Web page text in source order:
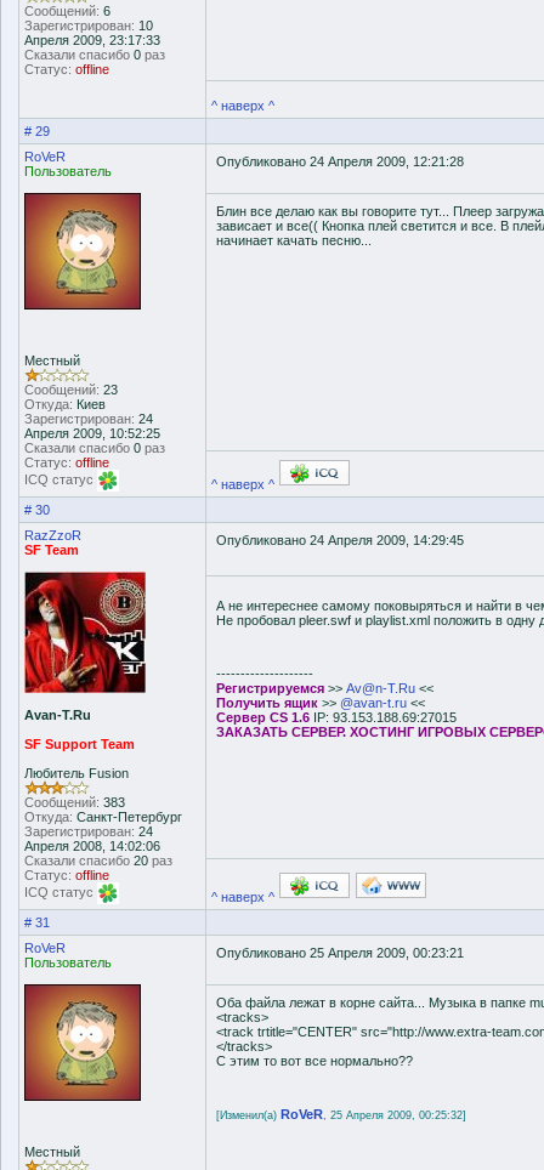
Сообщений: 6
Зарегистрирован: 10
Апреля 2009, 23:17:33
Сказали спасибо 0 раз
Статус: offline
^ наверх ^
# 29
RoVeR
Пользователь
Местный
Сообщений: 23
Откуда: Киев
Зарегистрирован: 24
Апреля 2009, 10:52:25
Сказали спасибо 0 раз
Статус: offline
ICQ статус
Опубликовано 24 Апреля 2009, 12:21:28
Блин все делаю как вы говорите тут... Плеер
зависает и все(( Кнопка плей светится и все. В
начинает качать песню...
^ наверх ^
# 30
RazZzoR
SF Team
Avan-T.Ru
SF Support Team
Любитель Fusion
Сообщений: 383
Откуда: Санкт-Петербург
Зарегистрирован: 24
Апреля 2008, 14:02:06
Сказали спасибо 20 раз
Статус: offline
ICQ статус
Опубликовано 24 Апреля 2009, 14:29:45
А не интереснее самому поковыряться и найти в
Не пробовал pleer.swf и playlist.xml положить в одну
--------------------
Регистрируемся >> Av@n-T.Ru <<
Получить ящик >> @avan-t.ru <<
Сервер CS 1.6 IP: 93.153.188.69:27015
ЗАКАЗАТЬ СЕРВЕР. ХОСТИНГ ИГРОВЫХ
^ наверх ^
# 31
RoVeR
Пользователь
Местный
Опубликовано 25 Апреля 2009, 00:23:21
Оба файла лежат в корне сайта... Музыка в папке
<tracks>
<track trtitle="CENTER" src="http://www.extra-
</tracks>
С этим то вот все нормально??
[Изменил(а) RoVeR, 25 Апреля 2009, 00:25:32]